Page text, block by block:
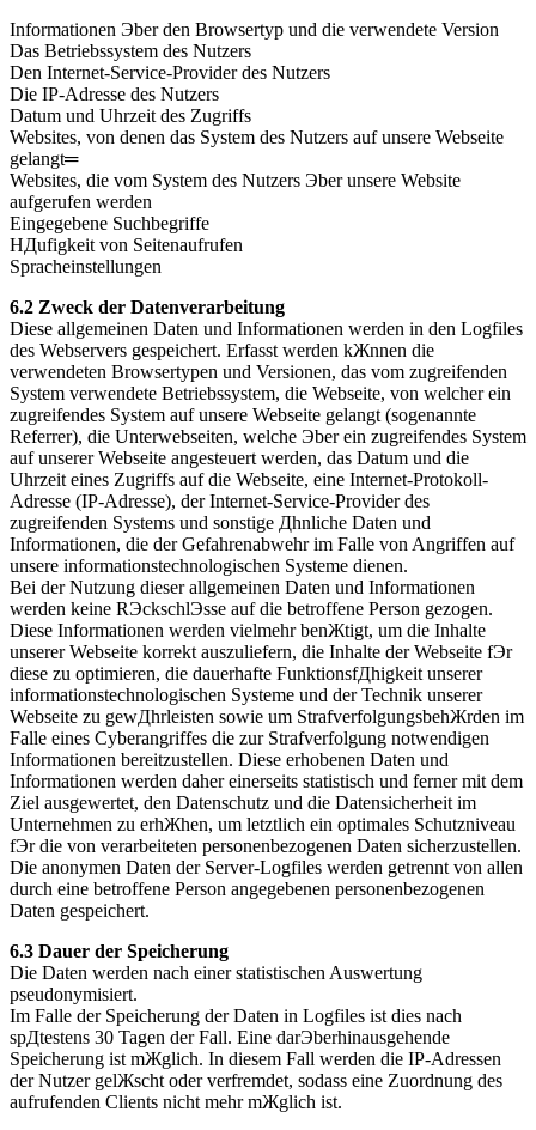
Informationen Эber den Browsertyp und die verwendete Version
Das Betriebssystem des Nutzers
Den Internet-Service-Provider des Nutzers
Die IP-Adresse des Nutzers
Datum und Uhrzeit des Zugriffs
Websites, von denen das System des Nutzers auf unsere Webseite
gelangt═
Websites, die vom System des Nutzers Эber unsere Website
aufgerufen werden
Eingegebene Suchbegriffe
HДufigkeit von Seitenaufrufen
Spracheinstellungen
6.2 Zweck der Datenverarbeitung
Diese allgemeinen Daten und Informationen werden in den Logfiles
des Webservers gespeichert. Erfasst werden kЖnnen die
verwendeten Browsertypen und Versionen, das vom zugreifenden
System verwendete Betriebssystem, die Webseite, von welcher ein
zugreifendes System auf unsere Webseite gelangt (sogenannte
Referrer), die Unterwebseiten, welche Эber ein zugreifendes System
auf unserer Webseite angesteuert werden, das Datum und die
Uhrzeit eines Zugriffs auf die Webseite, eine Internet-Protokoll-
Adresse (IP-Adresse), der Internet-Service-Provider des
zugreifenden Systems und sonstige Дhnliche Daten und
Informationen, die der Gefahrenabwehr im Falle von Angriffen auf
unsere informationstechnologischen Systeme dienen.
Bei der Nutzung dieser allgemeinen Daten und Informationen
werden keine RЭckschlЭsse auf die betroffene Person gezogen.
Diese Informationen werden vielmehr benЖtigt, um die Inhalte
unserer Webseite korrekt auszuliefern, die Inhalte der Webseite fЭr
diese zu optimieren, die dauerhafte FunktionsfДhigkeit unserer
informationstechnologischen Systeme und der Technik unserer
Webseite zu gewДhrleisten sowie um StrafverfolgungsbehЖrden im
Falle eines Cyberangriffes die zur Strafverfolgung notwendigen
Informationen bereitzustellen. Diese erhobenen Daten und
Informationen werden daher einerseits statistisch und ferner mit dem
Ziel ausgewertet, den Datenschutz und die Datensicherheit im
Unternehmen zu erhЖhen, um letztlich ein optimales Schutzniveau
fЭr die von verarbeiteten personenbezogenen Daten sicherzustellen.
Die anonymen Daten der Server-Logfiles werden getrennt von allen
durch eine betroffene Person angegebenen personenbezogenen
Daten gespeichert.
6.3 Dauer der Speicherung
Die Daten werden nach einer statistischen Auswertung
pseudonymisiert.
Im Falle der Speicherung der Daten in Logfiles ist dies nach
spДtestens 30 Tagen der Fall. Eine darЭberhinausgehende
Speicherung ist mЖglich. In diesem Fall werden die IP-Adressen
der Nutzer gelЖscht oder verfremdet, sodass eine Zuordnung des
aufrufenden Clients nicht mehr mЖglich ist.